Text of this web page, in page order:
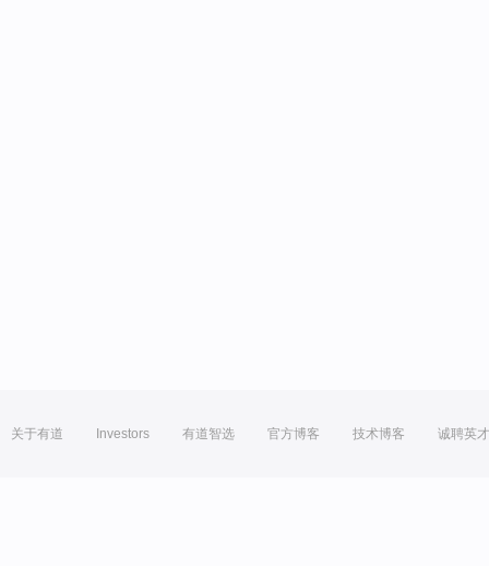
关于有道 Investors 有道智选 官方博客 技术博客 诚聘英才